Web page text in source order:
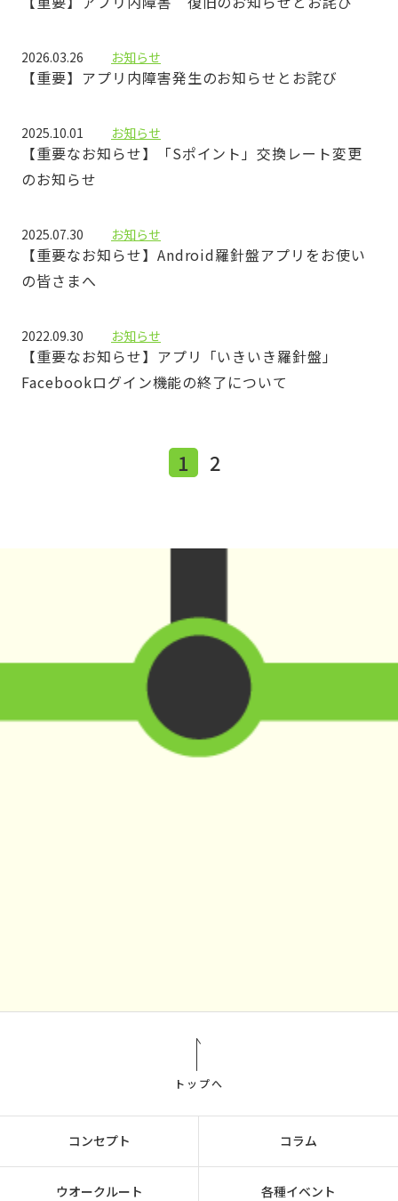
2026.03.26 お知らせ
【重要】アプリ内障害発生のお知らせとお詫び
2025.10.01 お知らせ
【重要なお知らせ】「Sポイント」交換レート変更
のお知らせ
2025.07.30 お知らせ
【重要なお知らせ】Android羅針盤アプリをお使い
の皆さまへ
2022.09.30 お知らせ
【重要なお知らせ】アプリ「いきいき羅針盤」
Facebookログイン機能の終了について
1 2
トップへ
コンセプト コラム
ウオークルート 各種イベント